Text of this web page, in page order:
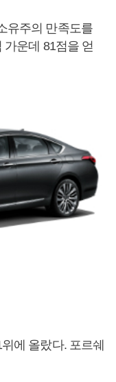
유주의 만족도를
가운데 81점을 얻
에 올랐다. 포르쉐